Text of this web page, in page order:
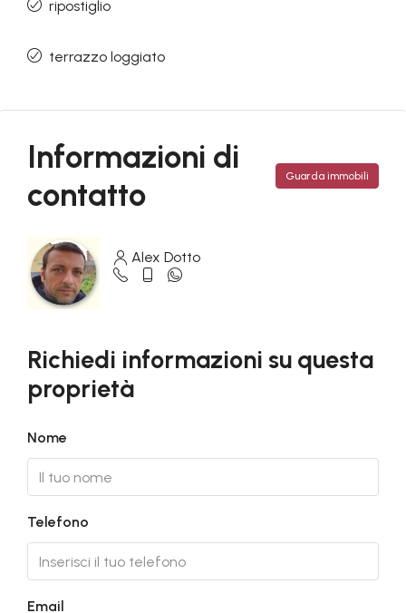
ripostiglio
terrazzo loggiato
Informazioni di
contatto
Guarda immobili
Alex Dotto
Richiedi informazioni su questa
proprietà
Nome
Telefono
Email